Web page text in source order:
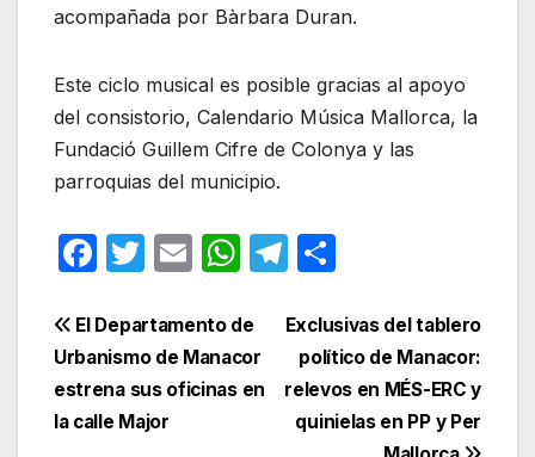
acompañada por Bàrbara Duran.
Este ciclo musical es posible gracias al apoyo
del consistorio, Calendario Música Mallorca, la
Fundació Guillem Cifre de Colonya y las
parroquias del municipio.
F
c
e
b
o
T
itt
er
E
ail
W
at
s
A
T
e
gr
a
m
m
p
ar
tir
Navegación
de
entradas
Exclusivas del tablero
político de Manacor:
relevos en MÉS-ERC y
quinielas en PP y Per
El Departamento de
Urbanismo de Manacor
estrena sus oficinas en
la calle Major